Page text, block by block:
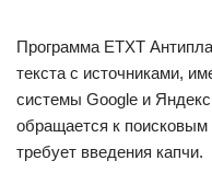
Программа ETXT
текста с источниками,
системы Google и
обращается к
требует введения капчи.